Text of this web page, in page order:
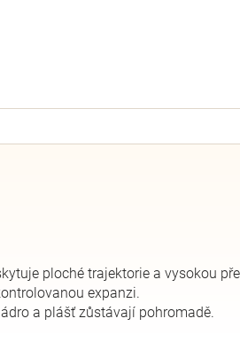
ploché trajektorie a vysokou
expanzi.
a plášť zůstávají pohromadě.